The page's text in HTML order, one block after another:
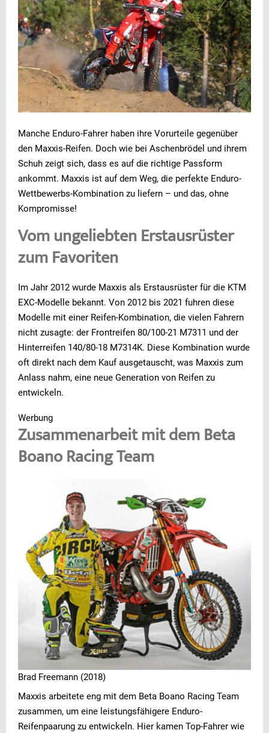
Manche Enduro-Fahrer haben ihre Vorurteile gegenüber
den Maxxis-Reifen. Doch wie bei Aschenbrödel und ihrem
Schuh zeigt sich, dass es auf die richtige Passform
ankommt. Maxxis ist auf dem Weg, die perfekte Enduro-
Wettbewerbs-Kombination zu liefern – und das, ohne
Kompromisse!
Vom ungeliebten Erstausrüster
zum Favoriten
Im Jahr 2012 wurde Maxxis als Erstausrüster für die KTM
EXC-Modelle bekannt. Von 2012 bis 2021 fuhren diese
Modelle mit einer Reifen-Kombination, die vielen Fahrern
nicht zusagte: der Frontreifen 80/100-21 M7311 und der
Hinterreifen 140/80-18 M7314K. Diese Kombination wurde
oft direkt nach dem Kauf ausgetauscht, was Maxxis zum
Anlass nahm, eine neue Generation von Reifen zu
entwickeln.
Werbung
Zusammenarbeit mit dem Beta
Boano Racing Team
Brad Freemann (2018)
Maxxis arbeitete eng mit dem Beta Boano Racing Team
zusammen, um eine leistungsfähigere Enduro-
Reifenpaarung zu entwickeln. Hier kamen Top-Fahrer wie